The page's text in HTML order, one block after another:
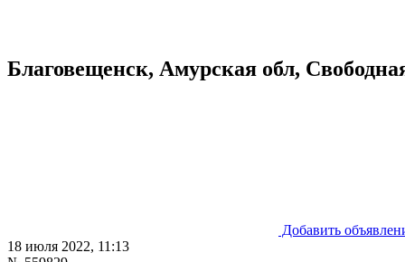
Благовещенск, Амурская обл,
Добавить
18 июля 2022, 11:13